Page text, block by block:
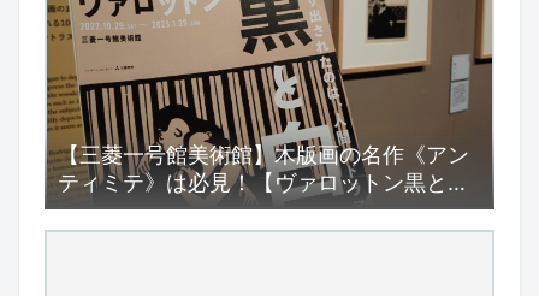
【三菱一号館美術館】木版画の名作《アン
ティミテ》は必見！【ヴァロットン黒と
白】展